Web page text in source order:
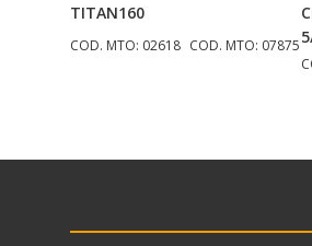
TITAN160
COD. MTO: 02618 COD. MTO: 07875